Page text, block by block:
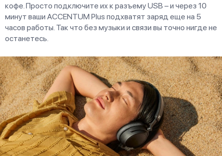
кофе. Просто подключите их к разъему USB – и через 10
минут ваши ACCENTUM Plus подхватят заряд еще на 5
часов работы. Так что без музыки и связи вы точно нигде не
останетесь.